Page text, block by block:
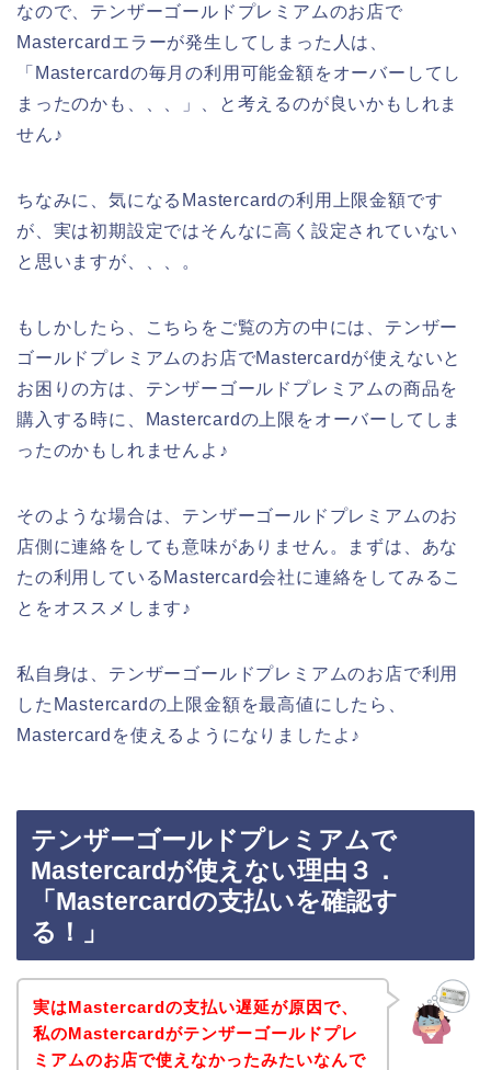
なので、テンザーゴールドプレミアムのお店で
Mastercardエラーが発生してしまった人は、
「Mastercardの毎月の利用可能金額をオーバーしてし
まったのかも、、、」、と考えるのが良いかもしれま
せん♪
ちなみに、気になるMastercardの利用上限金額です
が、実は初期設定ではそんなに高く設定されていない
と思いますが、、、。
もしかしたら、こちらをご覧の方の中には、テンザー
ゴールドプレミアムのお店でMastercardが使えないと
お困りの方は、テンザーゴールドプレミアムの商品を
購入する時に、Mastercardの上限をオーバーしてしま
ったのかもしれませんよ♪
そのような場合は、テンザーゴールドプレミアムのお
店側に連絡をしても意味がありません。まずは、あな
たの利用しているMastercard会社に連絡をしてみるこ
とをオススメします♪
私自身は、テンザーゴールドプレミアムのお店で利用
したMastercardの上限金額を最高値にしたら、
Mastercardを使えるようになりましたよ♪
テンザーゴールドプレミアムで
Mastercardが使えない理由３．
「Mastercardの支払いを確認す
る！」
実はMastercardの支払い遅延が原因で、
私のMastercardがテンザーゴールドプレ
ミアムのお店で使えなかったみたいなんで